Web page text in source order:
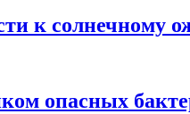
к солнечному
опасных